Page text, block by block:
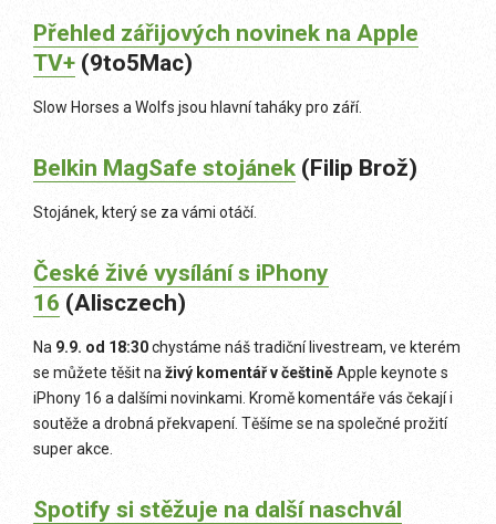
Přehled zářijových novinek na Apple
TV+ (9to5Mac)
Slow Horses a Wolfs jsou hlavní taháky pro září.
Belkin MagSafe stojánek (Filip Brož)
Stojánek, který se za vámi otáčí.
České živé vysílání s iPhony
16 (Alisczech)
Na 9.9. od 18:30chystáme náš tradiční livestream, ve kterém
se můžete těšit na živý komentář v češtiněApple keynote s
iPhony 16 a dalšími novinkami. Kromě komentáře vás čekají i
soutěže a drobná překvapení. Těšíme se na společné prožití
super akce.
Spotify si stěžuje na další naschvál